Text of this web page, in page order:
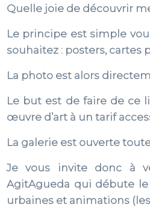
Quelle joie de découvrir
Le principe est simple
souhaitez : posters, cartes
La photo est alors
Le but est de faire de ce
œuvre d’art à un tarif
La galerie est ouverte
Je vous invite donc à
AgitAgueda qui débute
urbaines et animations